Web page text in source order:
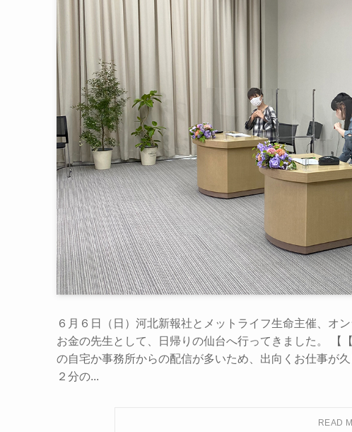
６月６日（日）河北新報社とメットライフ生命主催、オ
お金の先生として、日帰りの仙台へ行ってきました。 【
の自宅か事務所からの配信が多いため、出向くお仕事が
２分の...